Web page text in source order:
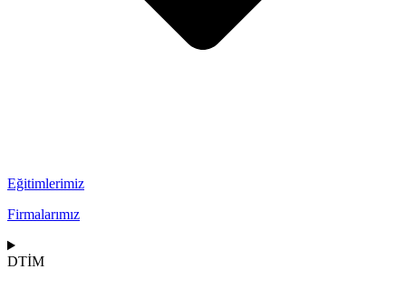
Eğitimlerimiz
Firmalarımız
DTİM